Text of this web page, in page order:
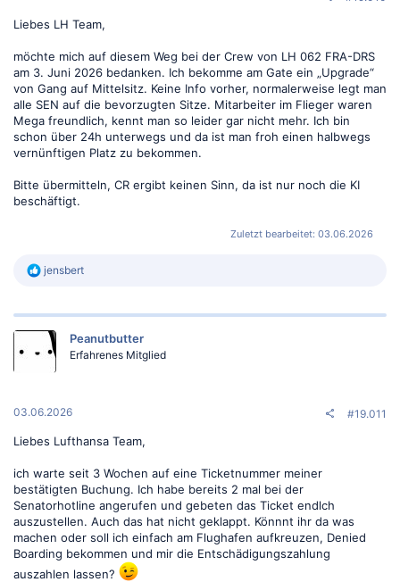
Liebes LH Team,
möchte mich auf diesem Weg bei der Crew von LH 062 FRA-DRS
am 3. Juni 2026 bedanken. Ich bekomme am Gate ein „Upgrade“
von Gang auf Mittelsitz. Keine Info vorher, normalerweise legt man
alle SEN auf die bevorzugten Sitze. Mitarbeiter im Flieger waren
Mega freundlich, kennt man so leider gar nicht mehr. Ich bin
schon über 24h unterwegs und da ist man froh einen halbwegs
vernünftigen Platz zu bekommen.
Bitte übermitteln, CR ergibt keinen Sinn, da ist nur noch die KI
beschäftigt.
Zuletzt bearbeitet: 03.06.2026
R
k
o
:
jensbert
Peanutbutter
Erfahrenes Mitglied
03.06.2026 #19.011
Liebes Lufthansa Team,
ich warte seit 3 Wochen auf eine Ticketnummer meiner
bestätigten Buchung. Ich habe bereits 2 mal bei der
Senatorhotline angerufen und gebeten das Ticket endlch
auszustellen. Auch das hat nicht geklappt. Könnnt ihr da was
machen oder soll ich einfach am Flughafen aufkreuzen, Denied
Boarding bekommen und mir die Entschädigungszahlung
auszahlen lassen?